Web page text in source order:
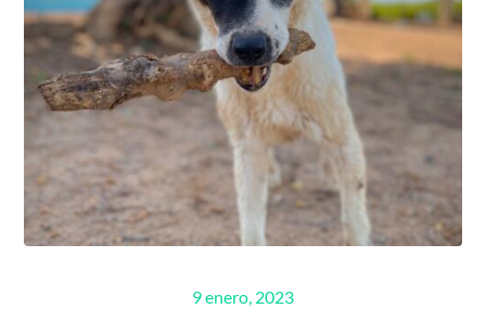
Posted
9 enero, 2023